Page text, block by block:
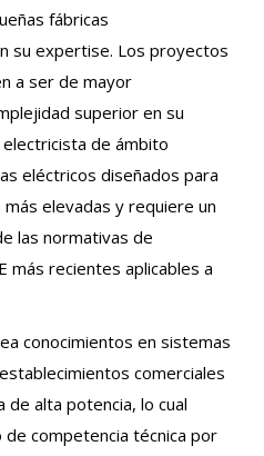
fábricas
su expertise. Los proyectos
a ser de mayor
superior en su
electricista de ámbito
eléctricos diseñados para
elevadas y requiere un
las normativas de
más recientes aplicables a
conocimientos en sistemas
comerciales
de alta potencia, lo cual
de competencia técnica por